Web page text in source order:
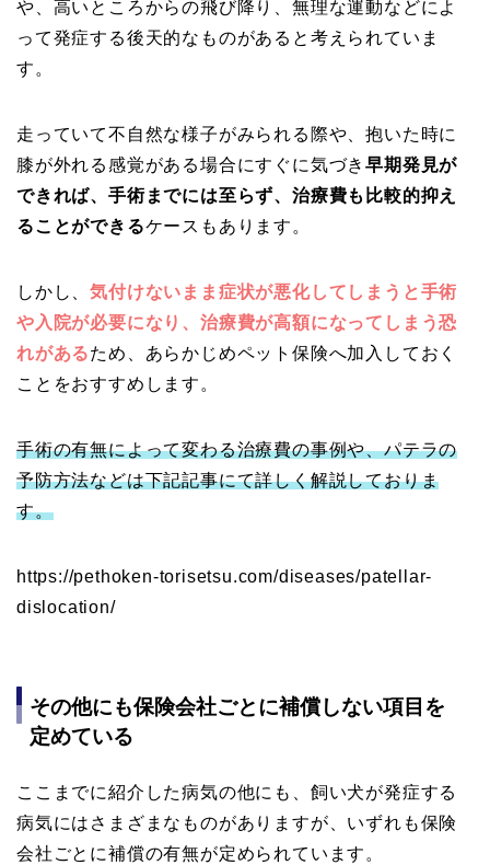
や、高いところからの飛び降り、無理な運動などによ
って発症する後天的なものがあると考えられていま
す。
走っていて不自然な様子がみられる際や、抱いた時に
膝が外れる感覚がある場合にすぐに気づき早期発見が
できれば、手術までには至らず、治療費も比較的抑え
ることができるケースもあります。
しかし、気付けないまま症状が悪化してしまうと手術
や入院が必要になり、治療費が高額になってしまう恐
れがあるため、あらかじめペット保険へ加入しておく
ことをおすすめします。
手術の有無によって変わる治療費の事例や、パテラの
予防方法などは下記記事にて詳しく解説しておりま
す。
https://pethoken-torisetsu.com/diseases/patellar-
dislocation/
その他にも保険会社ごとに補償しない項目を
定めている
ここまでに紹介した病気の他にも、飼い犬が発症する
病気にはさまざまなものがありますが、いずれも保険
会社ごとに補償の有無が定められています。